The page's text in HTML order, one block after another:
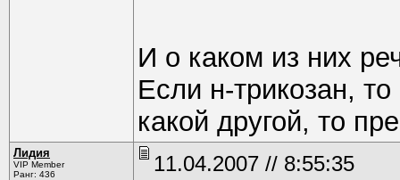
И о каком из них
Если н-трикозан,
какой другой, то
Лидия
VIP Member
Ранг: 436
11.04.2007 // 8:55:35